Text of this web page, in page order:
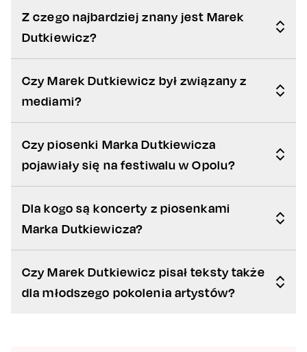
Z czego najbardziej znany jest Marek
Dutkiewicz?
Czy Marek Dutkiewicz był związany z
mediami?
Czy piosenki Marka Dutkiewicza
pojawiały się na festiwalu w Opolu?
Dla kogo są koncerty z piosenkami
Marka Dutkiewicza?
Czy Marek Dutkiewicz pisał teksty także
dla młodszego pokolenia artystów?